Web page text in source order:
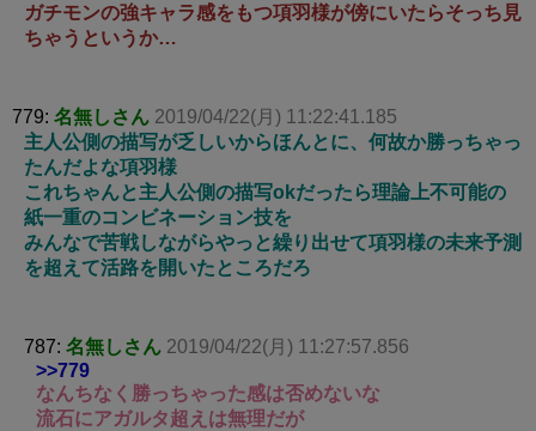
ガチモンの強キャラ感をもつ項羽様が傍にいたらそっち見
ちゃうというか…
779: 名無しさん 2019/04/22(月) 11:22:41.185
主人公側の描写が乏しいからほんとに、何故か勝っちゃっ
たんだよな項羽様
これちゃんと主人公側の描写okだったら理論上不可能の
紙一重のコンビネーション技を
みんなで苦戦しながらやっと繰り出せて項羽様の未来予測
を超えて活路を開いたところだろ
787: 名無しさん 2019/04/22(月) 11:27:57.856
>>779
なんちなく勝っちゃった感は否めないな
流石にアガルタ超えは無理だが